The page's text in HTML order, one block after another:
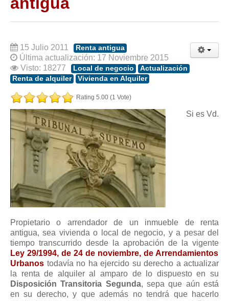
Modelos de Convocatoria de Junta de Propietarios
Modelos de Acta de Junta de Propietarios
Requerimientos y comunicaciones
Legislación
Legislación sobre Arrendamientos Urbanos
Legislación sobre la Comunidad de Propietarios
Legislación sobre Adquisición de Vivienda en Propiedad
Legislación de interés práctico
Diccionario
Usuario
Entrar / Salir
Mis boletines
15 Julio 2011
Última actualización: 17 Noviembre 2015
Visto: 18277
Renta antigua
Local de negocio
Actualización
Renta de alquiler
Vivienda en Alquiler
Rating 5.00 (1 Vote)
Si es Vd.
Propietario o arrendador de un inmueble de renta
antigua, sea vivienda o local de negocio, y a pesar del
tiempo transcurrido desde la aprobación de la vigente
Ley 29/1994, de 24 de noviembre, de Arrendamientos
Urbanos todavía no ha ejercido su derecho a actualizar
la renta de alquiler al amparo de lo dispuesto en su
Disposición Transitoria Segunda, sepa que aún está
en su derecho, y que además no tendrá que hacerlo